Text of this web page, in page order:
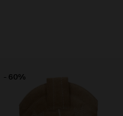
- 60%